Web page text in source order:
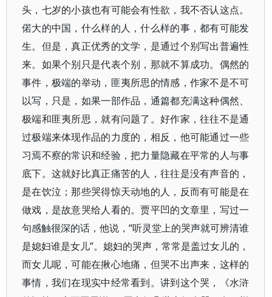
头，七岁的小孩也有可能会有性欲，我不否认这点。
偌大的中国，什么样的人，什么样的事，都有可能发
生。但是，真正优秀的文学，是通过个别写出普遍性
来。如果个别只是代表个别，那就不算成功。偶然的
事件，极端的举动，匪夷所思的情感，作家不是不可
以写，只是，如果一部作品，通篇都充满这种偶然、
极端和匪夷所思，就有问题了。好作家，往往不是通
过极端来体现作品的力度的，相反，他可能通过一些
习焉不察的常识和经验，把力量隐藏在平常的人与事
底下。这就好比真正痛苦的人，往往是没有声音的，
是在饮泣；那些哭得惊天动地的人，反而有可能是在
做戏，是故意哭给人看的。贾平凹的文章里，写过一
句感触很深的话，他说，“听灵堂上的哭声就可辨清谁
是媳妇谁是女儿”。媳妇的哭声，常常是盖过女儿的，
而女儿呢，可能在揪心地痛，但哭不出声来，这样的
事情，我们在现实中经常看到。讲到这个哭，《水浒